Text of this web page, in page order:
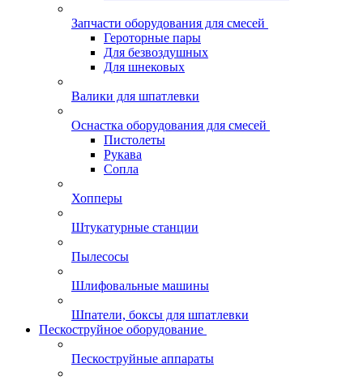
Запчасти оборудования для смесей
Героторные пары
Для безвоздушных
Для шнековых
Валики для шпатлевки
Оснастка оборудования для смесей
Пистолеты
Рукава
Сопла
Хопперы
Штукатурные станции
Пылесосы
Шлифовальные машины
Шпатели, боксы для шпатлевки
Пескоструйное оборудование
Пескоструйные аппараты